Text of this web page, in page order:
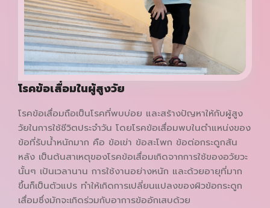
โรคข้อเสื่อมในผู้สูงวัย
โรคข้อเสื่อมถือเป็นโรคที่พบบ่อย และสร้างปัญหาให้กับผู้สูง
วัยในการใช้ชีวิตประจำวัน โดยโรคข้อเสื่อมพบในตำแหน่งของ
ข้อที่รับน้ำหนักมาก คือ ข้อเข่า ข้อสะโพก ข้อต่อกระดูกสัน
หลัง เป็นต้นสาเหตุของโรคข้อเสื่อมเกิดจากการใช้ของอวัยวะ
นั้นๆ เป้นเวลานาน การใช้งานอย่างหนัก และด้วยอายุที่มาก
ขึ้นก็เป็นตัวแปร ทำให้เกิดการเปลี่ยนแปลงของผิวข้อกระดูก
เสื่อมซึ่งมักจะเกิดร่วมกับอาการข้ออักเสบด้วย